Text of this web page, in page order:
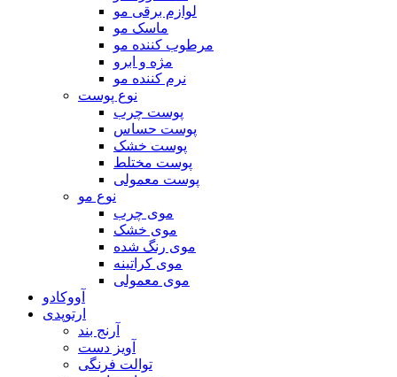
لوازم برقی مو
ماسک مو
مرطوب کننده مو
مژه و ابرو
نرم کننده مو
نوع پوست
پوست چرب
پوست حساس
پوست خشک
پوست مختلط
پوست معمولی
نوع مو
موی چرب
موی خشک
موی رنگ شده
موی کراتینه
موی معمولی
آووکادو
ارتوپدی
آرنج بند
آویز دست
توالت فرنگی